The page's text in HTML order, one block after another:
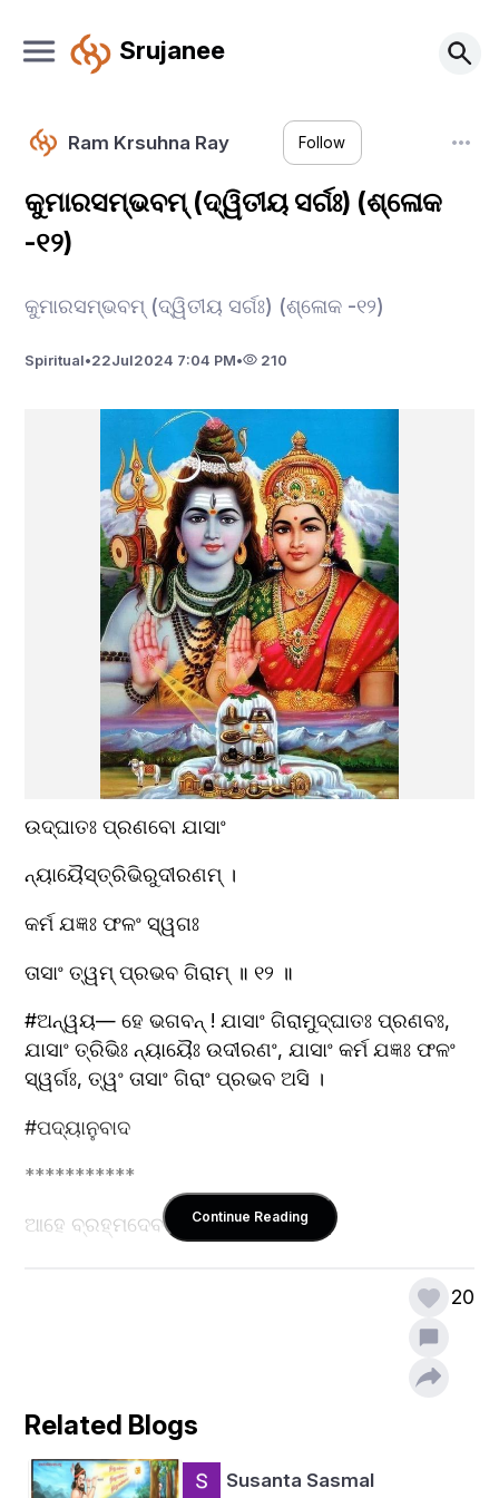
Srujanee
Ram Krsuhna Ray Follow
କୁମାରସମ୍ଭବମ୍ (ଦ୍ୱିତୀୟ ସର୍ଗଃ) (ଶ୍ଳୋକ
-୧୨)
କୁମାରସମ୍ଭବମ୍ (ଦ୍ୱିତୀୟ ସର୍ଗଃ) (ଶ୍ଳୋକ -୧୨)
Spiritual•22Jul2024 7:04 PM• 210
ଉଦ୍ଘାତଃ ପ୍ରଣବୋ ଯାସାଂ
ନ୍ୟାୟୈସ୍ତ୍ରିଭିରୁଦୀରଣମ୍ ।
କର୍ମ ଯଜ୍ଞଃ ଫଳଂ ସ୍ୱଗଃ
ତାସାଂ ତ୍ୱମ୍ ପ୍ରଭବ ଗିରାମ୍ ॥ ୧୨ ॥
#ଅନ୍ୱୟ— ହେ ଭଗବନ୍ ! ଯାସାଂ ଗିରାମୁଦ୍ଘାତଃ ପ୍ରଣବଃ,
ଯାସାଂ ତ୍ରିଭିଃ ନ୍ୟାୟୈଃ ଉଦୀରଣଂ, ଯାସାଂ କର୍ମ ଯଜ୍ଞଃ ଫଳଂ
ସ୍ୱର୍ଗଃ, ତ୍ୱଂ ତାସାଂ ଗିରାଂ ପ୍ରଭବ ଅସି ।
#ପଦ୍ୟାନୁବାଦ
***********
ଆହେ ବ୍ରହ୍ମଦେବ    ବେଦବାଣୀ ସର୍ବ
ସେ ବାଣୀ ସହିତ      ରହିଛି ନିହିତ
ଯଜ୍ଞ ଆଦି କାର୍ଯ୍ୟମାନ
Continue Reading
20
Related Blogs
Susanta Sasmal